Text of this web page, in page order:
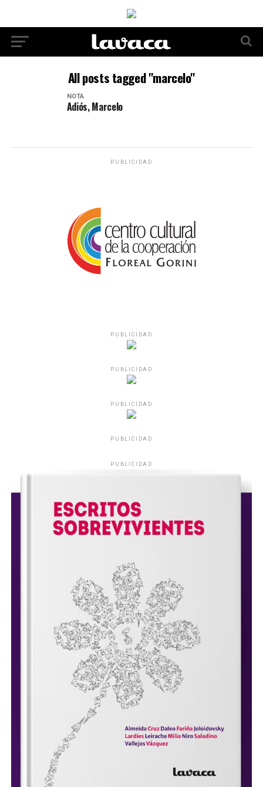
All posts tagged "marcelo"
NOTA
Adiós, Marcelo
PUBLICIDAD
PUBLICIDAD
PUBLICIDAD
PUBLICIDAD
PUBLICIDAD
PUBLICIDAD